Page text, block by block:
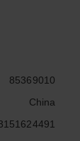
85369010
China